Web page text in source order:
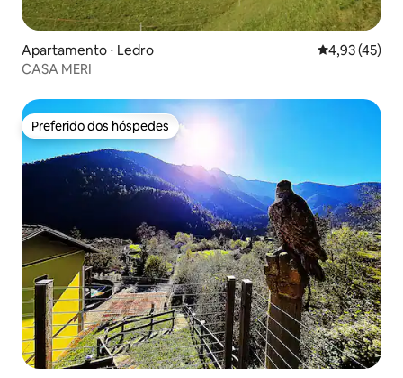
Apartamento ⋅ Ledro 4,93 de uma
4,93 (45)
CASA MERI
Preferido dos hóspedes
Preferido dos hóspedes